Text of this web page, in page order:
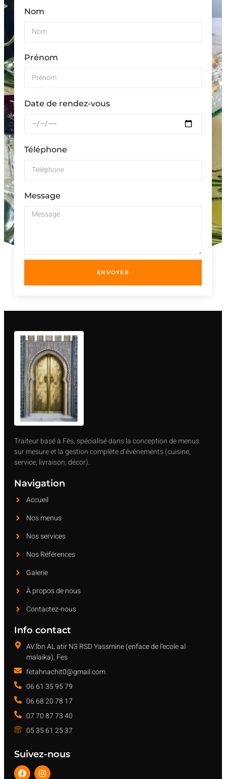
Nom
Prénom
Date de rendez-vous
Téléphone
Message
ENVOYER
Traiteur basé à Fès, spécialisé dans la conception de menus
sur mesure et la gestion complète d’événements (cuisine,
service, livraison, décor).
Navigation
Accueil
Nos menus
Nos services
Nos Références
Galerie
À propos de nous
Contactez-nous
Info contact
AV.lbn AL atir N3 RSD Yassmine (enface de l'ecole al
malaika), Fes
fetahnachit0@gmail.com
06 61 35 95 79
06 68 20 78 17
07 70 87 73 40
05 35 61 25 37
Suivez-nous